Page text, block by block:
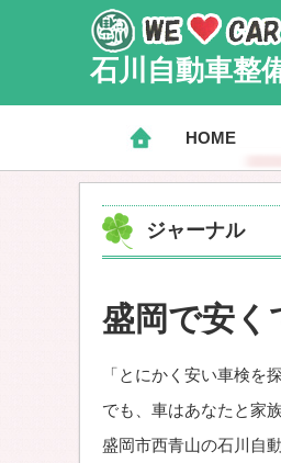
石川自動車整
HOME
ジャーナル
盛岡で安く
「とにかく安い車検
でも、車はあなたと家
盛岡市西青山の石川自